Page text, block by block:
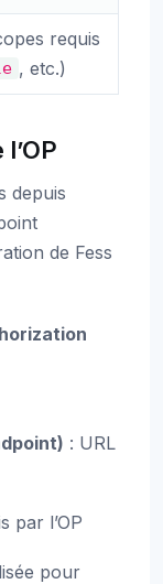
requis
, etc.)
depuis
de Fess
: URL
par l’OP
pour